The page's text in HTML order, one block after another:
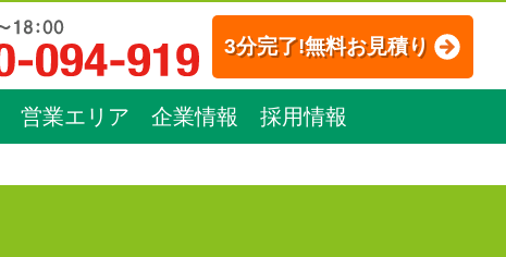
3分完了!無料お見積り
営業エリア 企業情報 採用情報